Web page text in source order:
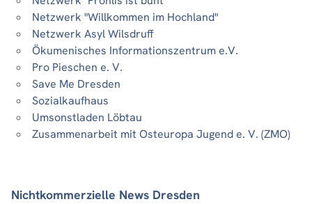
Netzwerk "Willkommen im Hochland"
Netzwerk Asyl Wilsdruff
Ökumenisches Informationszentrum e.V.
Pro Pieschen e. V.
Save Me Dresden
Sozialkaufhaus
Umsonstladen Löbtau
Zusammenarbeit mit Osteuropa Jugend e. V. (ZMO)
Nichtkommerzielle News Dresden